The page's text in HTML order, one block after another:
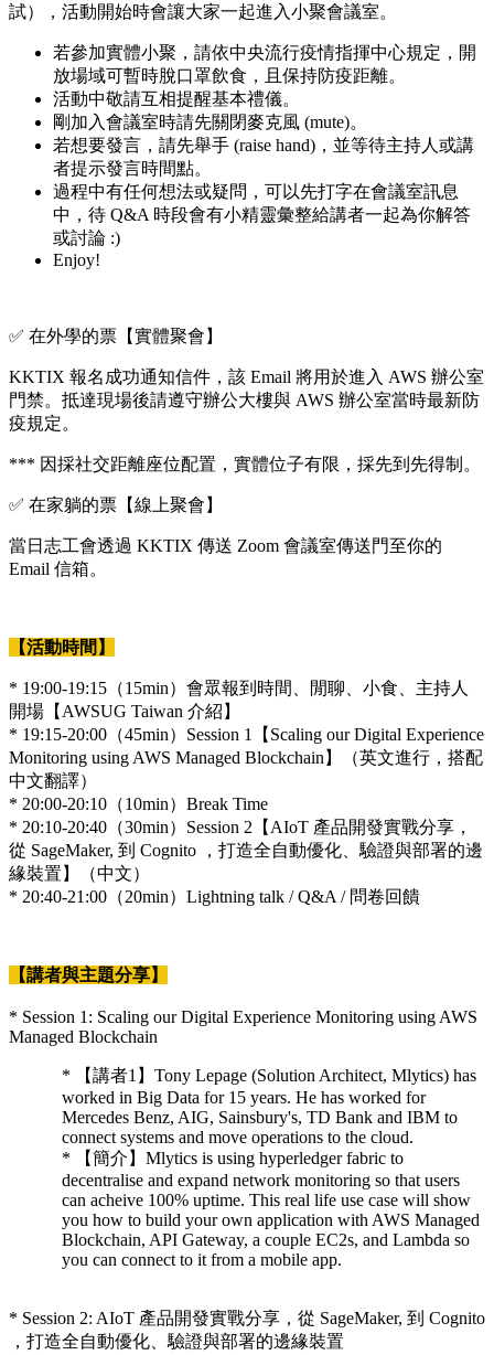
試），活動開始時會讓大家一起進入小聚會議室。
若參加實體小聚，請依中央流行疫情指揮中心規定，開
放場域可暫時脫口罩飲食，且保持防疫距離。
活動中敬請互相提醒基本禮儀。
剛加入會議室時請先關閉麥克風 (mute)。
若想要發言，請先舉手 (raise hand)，並等待主持人或講
者提示發言時間點。
過程中有任何想法或疑問，可以先打字在會議室訊息
中，待 Q&A 時段會有小精靈彙整給講者一起為你解答
或討論 :)
Enjoy!
✅ 在外學的票【實體聚會】
KKTIX 報名成功通知信件，該 Email 將用於進入 AWS 辦公室
門禁。抵達現場後請遵守辦公大樓與 AWS 辦公室當時最新防
疫規定。
*** 因採社交距離座位配置，實體位子有限，採先到先得制。
✅ 在家躺的票【線上聚會】
當日志工會透過 KKTIX 傳送 Zoom 會議室傳送門至你的
Email 信箱。
【活動時間】
* 19:00-19:15（15min）會眾報到時間、閒聊、小食、主持人
開場【AWSUG Taiwan 介紹】
* 19:15-20:00（45min）Session 1【Scaling our Digital Experience
Monitoring using AWS Managed Blockchain】（英文進行，搭配
中文翻譯）
* 20:00-20:10（10min）Break Time
* 20:10-20:40（30min）Session 2【AIoT 產品開發實戰分享，
從 SageMaker, 到 Cognito ，打造全自動優化、驗證與部署的邊
緣裝置】（中文）
* 20:40-21:00（20min）Lightning talk / Q&A / 問卷回饋
【講者與主題分享】
* Session 1: Scaling our Digital Experience Monitoring using AWS
Managed Blockchain
* 【講者1】Tony Lepage (Solution Architect, Mlytics) has
worked in Big Data for 15 years. He has worked for
Mercedes Benz, AIG, Sainsbury's, TD Bank and IBM to
connect systems and move operations to the cloud.
* 【簡介】Mlytics is using hyperledger fabric to
decentralise and expand network monitoring so that users
can acheive 100% uptime. This real life use case will show
you how to build your own application with AWS Managed
Blockchain, API Gateway, a couple EC2s, and Lambda so
you can connect to it from a mobile app.
* Session 2: AIoT 產品開發實戰分享，從 SageMaker, 到 Cognito
，打造全自動優化、驗證與部署的邊緣裝置